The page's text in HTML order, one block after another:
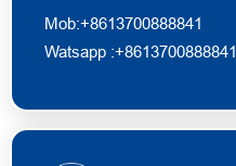
Mob:+8613700888841
Watsapp :+8613700888841